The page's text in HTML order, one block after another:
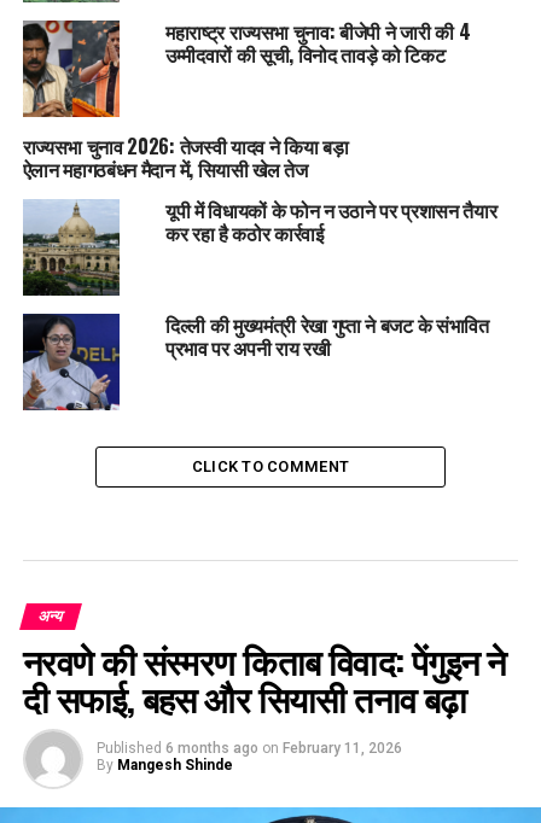
महाराष्ट्र राज्यसभा चुनाव: बीजेपी ने जारी की 4
उम्मीदवारों की सूची, विनोद तावड़े को टिकट
राज्यसभा चुनाव 2026: तेजस्वी यादव ने किया बड़ा
ऐलान महागठबंधन मैदान में, सियासी खेल तेज
यूपी में विधायकों के फोन न उठाने पर प्रशासन तैयार
कर रहा है कठोर कार्रवाई
दिल्ली की मुख्यमंत्री रेखा गुप्ता ने बजट के संभावित
प्रभाव पर अपनी राय रखी
CLICK TO COMMENT
अन्य
नरवणे की संस्मरण किताब विवाद: पेंगुइन ने
दी सफाई, बहस और सियासी तनाव बढ़ा
Published 6 months ago on February 11, 2026
By Mangesh Shinde